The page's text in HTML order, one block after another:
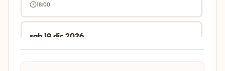
18:00
sab 19 dic 2026
18:00